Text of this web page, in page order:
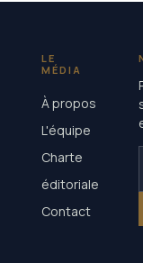
LE
MÉDIA
À propos
L'équipe
Charte
éditoriale
Contact